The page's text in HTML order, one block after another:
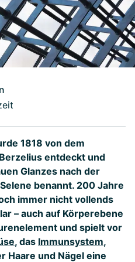
1818 von dem
entdeckt und
Glanzes nach der
benannt. 200 Jahre
immer nicht vollends
– auch auf Körperebene
und spielt vor
, das Immunsystem,
Haare und Nägel eine